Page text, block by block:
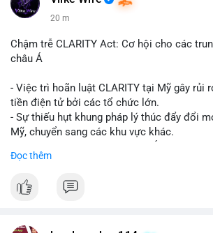
20 m
Chậm trễ CLARITY Act: Cơ hội cho các
châu Á
- Việc trì hoãn luật CLARITY tại Mỹ gây rủi
tiền điện tử bởi các tổ chức lớn.
- Sự thiếu hụt khung pháp lý thúc đẩy đổi
Mỹ, chuyển sang các khu vực khác.
trường khi Mỹ còn đang lúng túng về luật
#binancesquare
Đọc thêm